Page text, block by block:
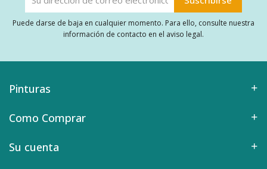
Puede darse de baja en cualquier momento. Para ello, consulte nuestra
información de contacto en el aviso legal.
Pinturas
Como Comprar
Su cuenta